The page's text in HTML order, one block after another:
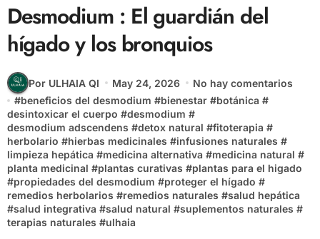
Desmodium : El guardián del
hígado y los bronquios
Por ULHAIA QI May 24, 2026
No hay comentarios
#beneficios del desmodium #bienestar #botánica #
desintoxicar el cuerpo #desmodium #
desmodium adscendens #detox natural #fitoterapia #
herbolario #hierbas medicinales #infusiones naturales #
limpieza hepática #medicina alternativa #medicina natural #
planta medicinal #plantas curativas #plantas para el higado
#propiedades del desmodium #proteger el hígado #
remedios herbolarios #remedios naturales #salud hepática
#salud integrativa #salud natural #suplementos naturales #
terapias naturales #ulhaia